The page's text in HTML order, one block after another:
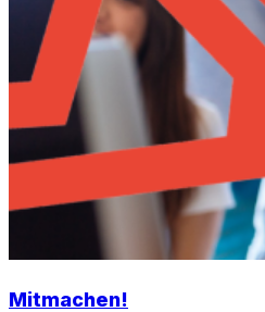
Mitmachen!